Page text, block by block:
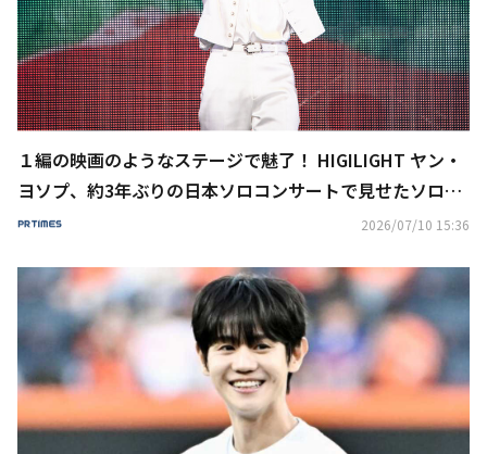
１編の映画のようなステージで魅了！ HIGILIGHT ヤン・
ヨソプ、約3年ぶりの日本ソロコンサートで見せたソロア
ーティストとしての奥行き
2026/07/10 15:36